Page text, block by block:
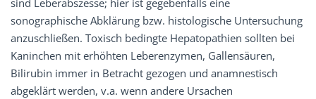
sind Leberabszesse; hier ist gegebenfalls eine
sonographische Abklärung bzw. histologische Untersuchung
anzuschließen. Toxisch bedingte Hepatopathien sollten bei
Kaninchen mit erhöhten Leberenzymen, Gallensäuren,
Bilirubin immer in Betracht gezogen und anamnestisch
abgeklärt werden, v.a. wenn andere Ursachen